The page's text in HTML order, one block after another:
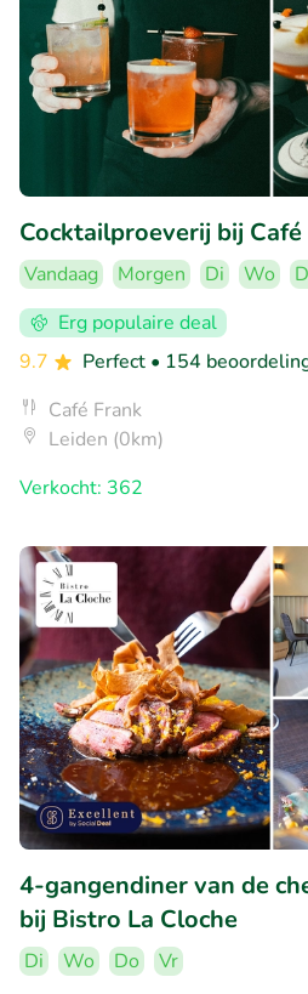
Cocktailproeverij bij Café
Vandaag Morgen Di Wo
Erg populaire deal
9.7
Perfect • 154
Café Frank
Leiden (0km)
Verkocht: 362
4-gangendiner van de
bij Bistro La Cloche
Di Wo Do
Vr